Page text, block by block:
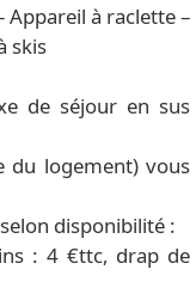
Appareil à raclette –
skis
de séjour en sus
du logement) vous
disponibilité :
: 4 €ttc, drap de